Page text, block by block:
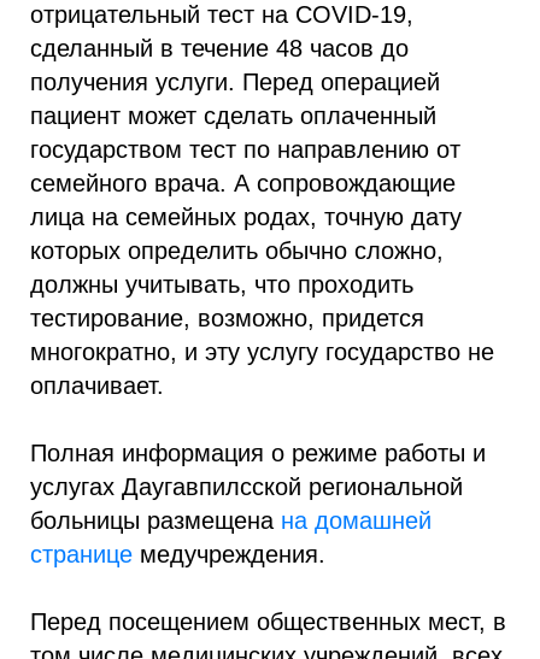
отрицательный тест на COVID-19,
сделанный в течение 48 часов до
получения услуги. Перед операцией
пациент может сделать оплаченный
государством тест по направлению от
семейного врача. А сопровождающие
лица на семейных родах, точную дату
которых определить обычно сложно,
должны учитывать, что проходить
тестирование, возможно, придется
многократно, и эту услугу государство не
оплачивает.
Полная информация о режиме работы и
услугах Даугавпилсской региональной
больницы размещена на домашней
странице медучреждения.
Перед посещением общественных мест, в